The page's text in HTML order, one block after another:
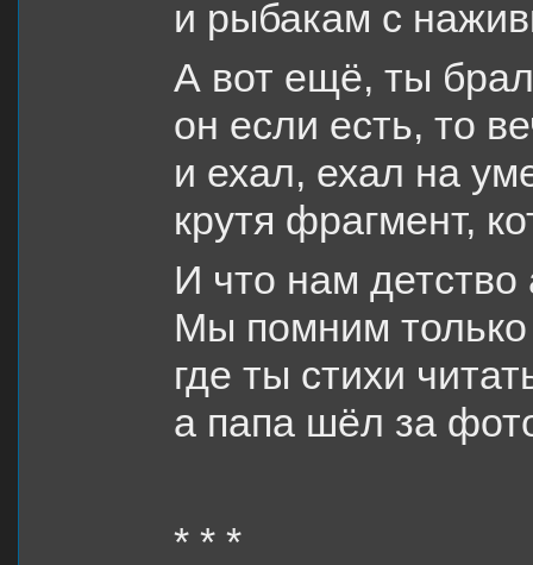
и рыбакам с
А вот ещё, ты
он если есть, то
и ехал, ехал на
крутя фрагмент,
И что нам детство
Мы помним
где ты стихи
а папа шёл за
* * *